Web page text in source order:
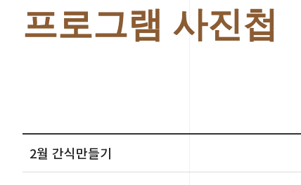
프로그램 사진첩
2월 간식만들기